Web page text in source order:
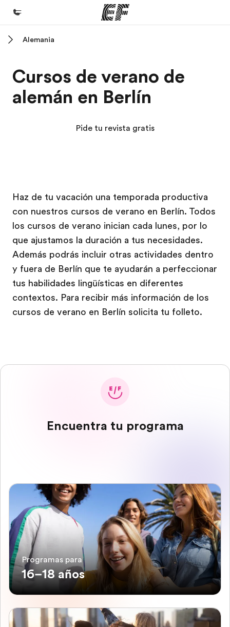
Programas
Ver todo lo que hacemos
Trabajos
Únete al equipo
Alemania
Cursos de verano de
alemán en Berlín
Pide tu revista gratis
Haz de tu vacación una temporada productiva
con nuestros cursos de verano en Berlín. Todos
los cursos de verano inician cada lunes, por lo
que ajustamos la duración a tus necesidades.
Además podrás incluir otras actividades dentro
y fuera de Berlín que te ayudarán a perfeccionar
tus habilidades lingüísticas en diferentes
contextos. Para recibir más información de los
cursos de verano en Berlín solicita tu folleto.
Encuentra tu programa
Programas para
16–18 años